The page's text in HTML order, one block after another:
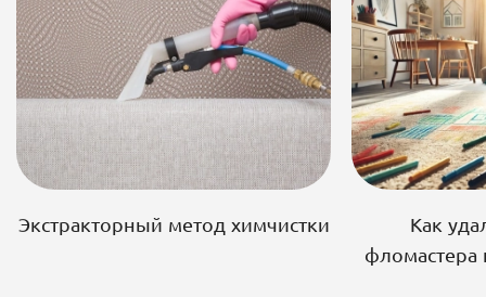
Экстракторный метод химчистки
Как
фломастера